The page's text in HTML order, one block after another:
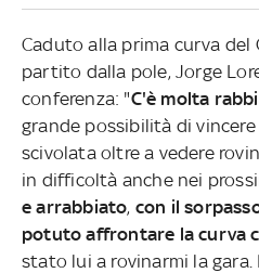
Caduto alla prima curva del
partito dalla pole, Jorge
conferenza: "C'è molta
grande possibilità di
scivolata oltre a vedere
in difficoltà anche nei
e arrabbiato, con il
potuto affrontare la curva
stato lui a rovinarmi la gara.